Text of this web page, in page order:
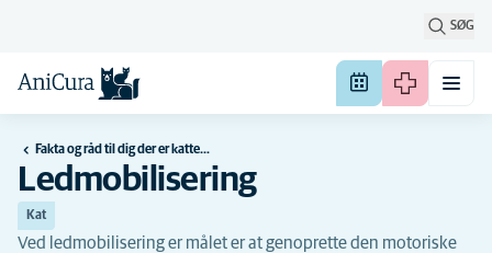
SØG
Fakta og råd til dig der er katteejer
Ledmobilisering
Kat
Ved ledmobilisering er målet er at genoprette den motoriske